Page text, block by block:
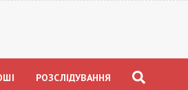
РОЗСЛІДУВАННЯ